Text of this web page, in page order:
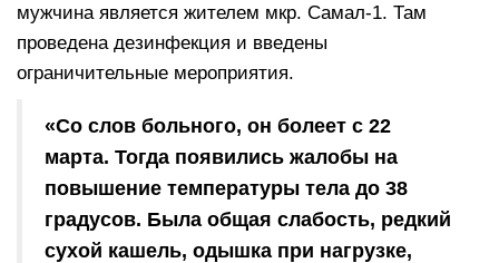
мужчина является жителем мкр. Самал-1. Там
проведена дезинфекция и введены
ограничительные мероприятия.
«Со слов больного, он болеет с 22
марта. Тогда появились жалобы на
повышение температуры тела до 38
градусов. Была общая слабость, редкий
сухой кашель, одышка при нагрузке,